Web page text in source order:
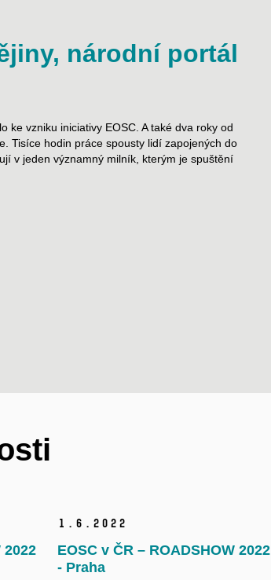
národní portál
ke vzniku iniciativy EOSC. A také dva roky od
Tisíce hodin práce spousty lidí zapojených do
v jeden významný milník, kterým je spuštění
2022
1. 6. 2022
EOSC v ČR – ROADSHOW 2022
- Praha